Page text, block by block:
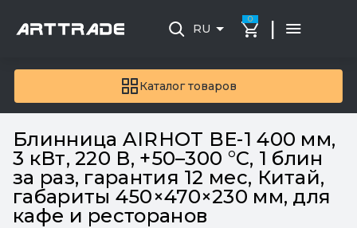
Каталог товаров
RU
0 |
Блинница AIRHOT BE-1 400 мм,
3 кВт, 220 В, +50–300 °C, 1 блин
за раз, гарантия 12 мес, Китай,
габариты 450×470×230 мм, для
кафе и ресторанов